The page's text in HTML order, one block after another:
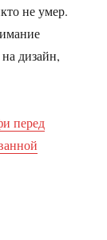
не умер.
дизайн,
перед